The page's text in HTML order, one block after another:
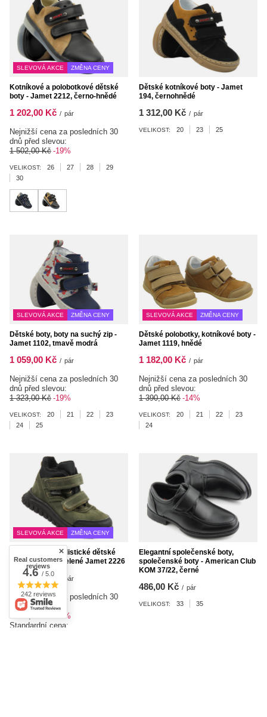
SLEVOVÁ AKCE ZMĚNA CENY
Kotníkové a polobotkové dětské
boty - Jamet 2212, černo-hnědé
1 202,00 Kč / pár
Nejnižší cena za posledních 30
dnů před slevou:
1 502,00 Kč -19%
VELIKOST: 26 27 28
29
30
Dětské kotníkové boty - Jamet
194, černohnědé
1 312,00 Kč / pár
VELIKOST: 20 23 25
SLEVOVÁ AKCE ZMĚNA CENY
Dětské boty, boty na suchý zip -
Jamet 1102, tmavě modrá
1 059,00 Kč / pár
Nejnižší cena za posledních 30
dnů před slevou:
1 323,00 Kč -19%
VELIKOST: 20 21 22
23
24
25
SLEVOVÁ AKCE ZMĚNA CENY
Dětské polobotky, kotníkové boty -
Jamet 1119, hnědé
1 182,00 Kč / pár
Nejnižší cena za posledních 30
dnů před slevou:
1 390,00 Kč -14%
VELIKOST: 20 21 22
23
24
SLEVOVÁ AKCE ZMĚNA CENY
Barefoot minimalistické dětské
kotníkové boty zelené Jamet 2226
1 208,00 Kč pár
Nejnižší cena za posledních 30
dnů před slevou:
-17%
Standardní cena:
Elegantní společenské boty,
společenské boty - American Club
KOM 37/22, černé
486,00 Kč / pár
VELIKOST: 33 35
Real customers
reviews
4.6/ 5.0
242 reviews